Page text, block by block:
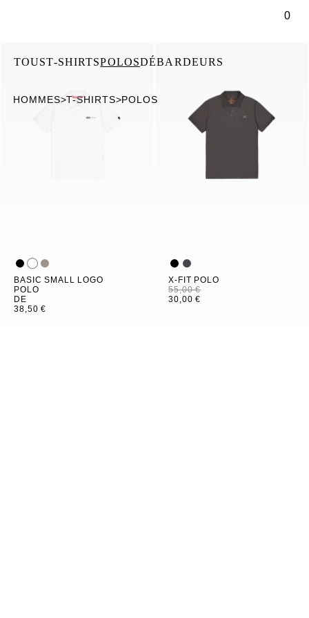
0
TOUST-SHIRTSPOLOSDÉBARDEURS
HOMMES>T-SHIRTS>POLOS
BASIC SMALL LOGO
POLO
DE
38,50 €
X-FIT POLO
55,00 €
30,00 €